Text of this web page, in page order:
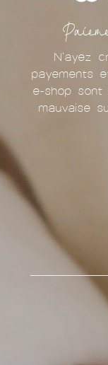
N'ayez
payements
e-shop sont
mauvaise